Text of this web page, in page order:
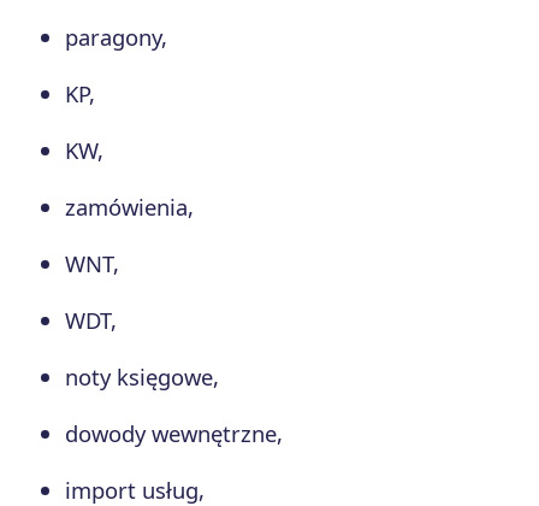
paragony,
KP,
KW,
zamówienia,
WNT,
WDT,
noty księgowe,
dowody wewnętrzne,
import usług,